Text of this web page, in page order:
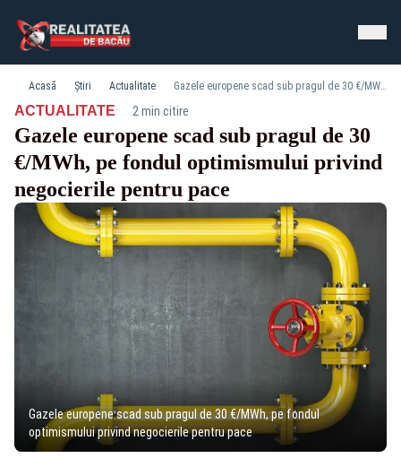
Acasă Știri Actualitate Gazele europene scad sub pragul de 30 €/MWh, pe fondul optimismului privind negocierile pentru pace
ACTUALITATE· 2 min citire
Gazele europene scad sub pragul de 30
€/MWh, pe fondul optimismului privind
negocierile pentru pace
Gazele europene scad sub pragul de 30 €/MWh, pe fondul
optimismului privind negocierile pentru pace